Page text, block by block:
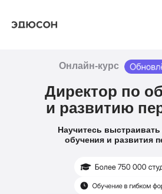
Директор по
и развитию
Научитесь выстраивать
обучения и развития
Онлайн-курс